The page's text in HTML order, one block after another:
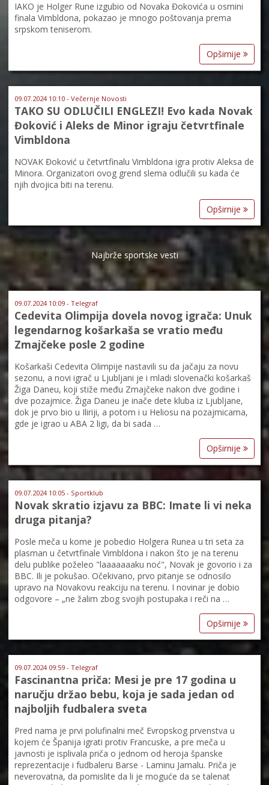
IAKO je Holger Rune izgubio od Novaka Đokovića u osmini
finala Vimbldona, pokazao je mnogo poštovanja prema
srpskom teniserom.
Opširnije
09.07.2024 10:10 - Večernje Novosti
TAKO SU ODLUČILI ENGLEZI! Evo kada Novak
Đoković i Aleks de Minor igraju četvrtfinale
Vimbldona
NOVAK Đoković u četvrtfinalu Vimbldona igra protiv Aleksa de
Minora. Organizatori ovog grend slema odlučili su kada će
njih dvojica biti na terenu.
Opširnije
Najbrže sportske vesti
09.07.2024 10:09 - Telegraf
Cedevita Olimpija dovela novog igrača: Unuk
legendarnog košarkaša se vratio među
Zmajčeke posle 2 godine
Košarkaši Cedevita Olimpije nastavili su da jačaju za novu
sezonu, a novi igrač u Ljubljani je i mladi slovenački košarkaš
Žiga Daneu, koji stiže među Zmajčeke nakon dve godine i
dve pozajmice. Žiga Daneu je inače dete kluba iz Ljubljane,
dok je prvo bio u Iliriji, a potom i u Heliosu na pozajmicama,
gde je igrao u ABA 2 ligi, da bi sada …
Opširnije
09.07.2024 10:05 - Sportklub
Novak skratio izjavu za BBC: Imate li vi neka
druga pitanja?
Posle meča u kome je pobedio Holgera Runea u tri seta za
plasman u četvrtfinale Vimbldona i nakon što je na terenu
delu publike poželeo "laaaaaaaku noć", Novak je govorio i za
BBC. Ili je pokušao. Očekivano, prvo pitanje se odnosilo
upravo na Novakovu reakciju na terenu. I novinar je dobio
odgovore – „ne žalim zbog svojih postupaka i reči na …
Opširnije
09.07.2024 09:59 - Telegraf
Fascinantna priča: Mesi je pre 17 godina u
naručju držao bebu, koja je sada jedan od
najboljih fudbalera sveta
Pred nama je prvi polufinalni meč Evropskog prvenstva u
kojem će Španija igrati protiv Francuske, a pre meča u
javnosti je isplivala priča o jednom od heroja španske
reprezentacije i fudbaleru Barse - Laminu Jamalu. Priča je
neverovatna, da pomislite da li je moguće da se talenat